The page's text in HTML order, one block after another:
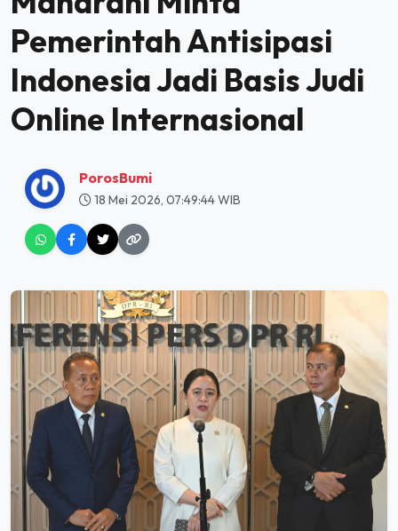
Pemerintah Antisipasi
Indonesia Jadi Basis Judi
Online Internasional
PorosBumi
18 Mei 2026, 07:49:44 WIB